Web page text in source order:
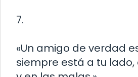
7.
«Un amigo de verdad
siempre está a tu lado,